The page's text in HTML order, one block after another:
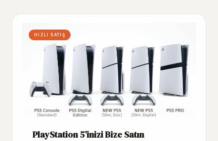
HIZLI SATIŞ
PlayStation 5’inizi Bize Satın